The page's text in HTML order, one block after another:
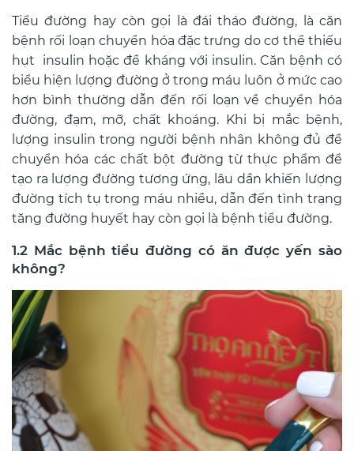
Tiểu đường hay còn gọi là đái tháo đường, là căn
bệnh rối loạn chuyển hóa đặc trưng do cơ thể thiếu
hụt insulin hoặc đề kháng với insulin. Căn bệnh có
biểu hiện lượng đường ở trong máu luôn ở mức cao
hơn bình thường dẫn đến rối loạn về chuyển hóa
đường, đạm, mỡ, chất khoáng. Khi bị mắc bệnh,
lượng insulin trong người bệnh nhân không đủ để
chuyển hóa các chất bột đường từ thực phẩm để
tạo ra lượng đường tương ứng, lâu dần khiến lượng
đường tích tụ trong máu nhiều, dẫn đến tình trạng
tăng đường huyết hay còn gọi là bệnh tiểu đường.
1.2 Mắc bệnh tiểu đường có ăn được yến sào
không?